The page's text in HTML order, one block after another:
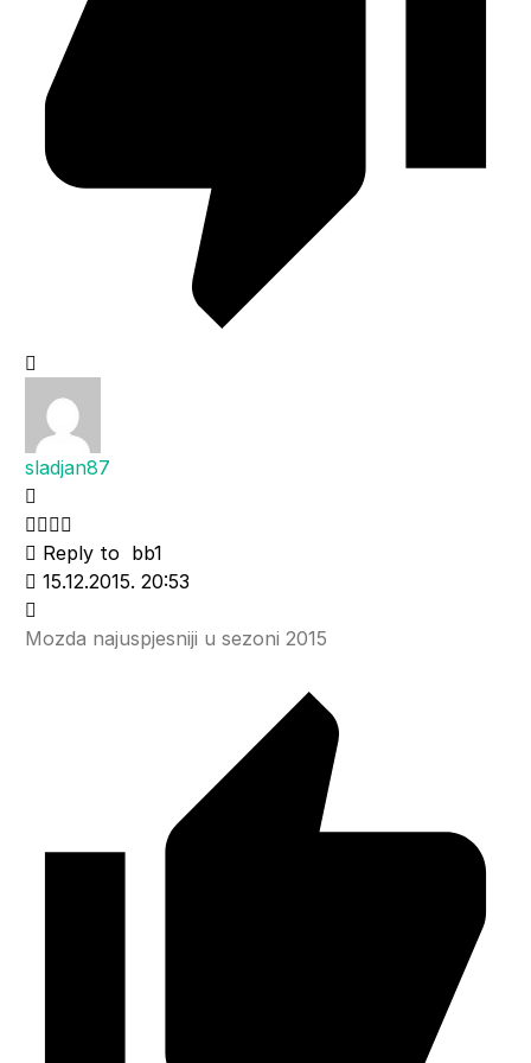
sladjan87
Reply to bb1
15.12.2015. 20:53
Mozda najuspjesniji u sezoni 2015